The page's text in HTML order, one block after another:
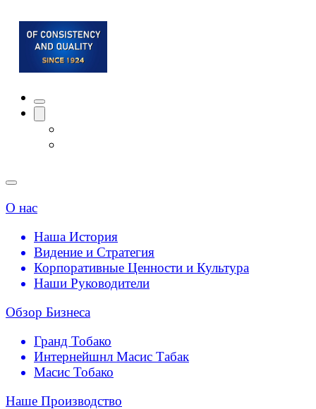
О нас
Наша История
Видение и Стратегия
Корпоративные Ценности и Культура
Наши Руководители
Обзор Бизнеса
Гранд Тобако
Интернейшнл Масис Табак
Масис Тобако
Наше Производство